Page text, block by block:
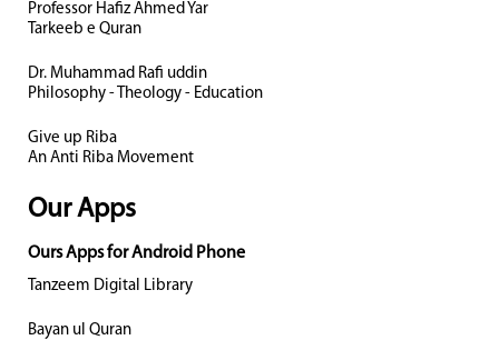
Professor Hafiz Ahmed Yar
Tarkeeb e Quran
Dr. Muhammad Rafi uddin
Philosophy - Theology - Education
Give up Riba
An Anti Riba Movement
Our Apps
Ours Apps for Android Phone
Tanzeem Digital Library
Bayan ul Quran